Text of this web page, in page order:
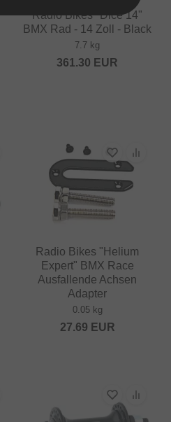
Radio Bikes "Dice 14"
BMX Rad - 14 Zoll - Black
7.7 kg
361.30 EUR
Radio Bikes "Helium
Expert" BMX Race
Ausfallende Achsen
Adapter
0.05 kg
27.69 EUR